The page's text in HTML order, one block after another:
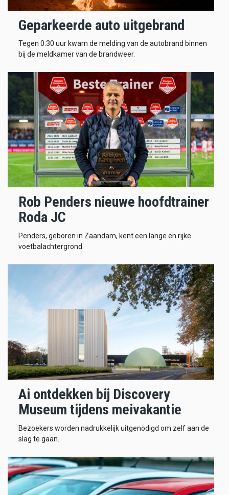
Geparkeerde auto uitgebrand
Tegen 0.30 uur kwam de melding van de autobrand binnen
bij de meldkamer van de brandweer.
Rob Penders nieuwe hoofdtrainer
Roda JC
Penders, geboren in Zaandam, kent een lange en rijke
voetbalachtergrond.
Ai ontdekken bij Discovery
Museum tijdens meivakantie
Bezoekers worden nadrukkelijk uitgenodigd om zelf aan de
slag te gaan.